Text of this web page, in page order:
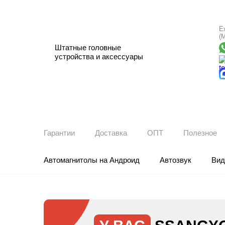
Штатные головные
устройства и аксессуары
Гарантии Доставка ОПТ Полезное
Автомагнитолы на Андроид Автозвук